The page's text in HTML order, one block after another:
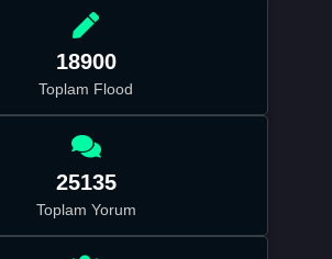
18900
Toplam Flood
25135
Toplam Yorum